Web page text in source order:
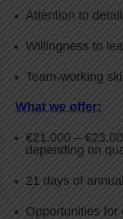
Attention to
Willingness to
Team-working
What we offer:
€21.000 –
depending on
21 days of
Opportunities for